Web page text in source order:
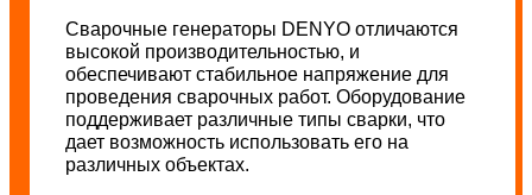
Сварочные генераторы DENYO отличаются
высокой производительностью, и
обеспечивают стабильное напряжение для
проведения сварочных работ. Оборудование
поддерживает различные типы сварки, что
дает возможность использовать его на
различных объектах.